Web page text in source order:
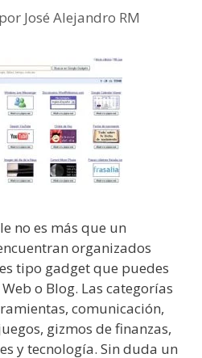
por José Alejandro RM
no es más que un
organizados
tipo gadget que puedes
o Blog. Las categorías
comunicación,
gizmos de finanzas,
y tecnología. Sin duda un